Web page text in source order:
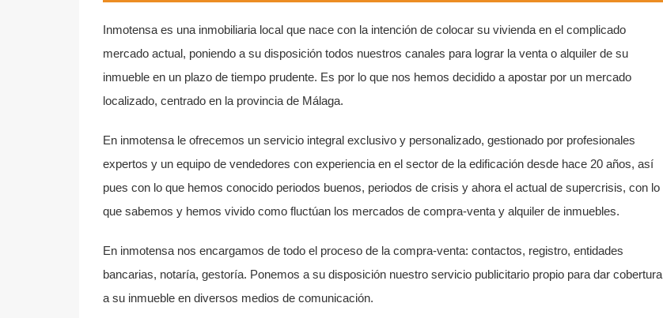
Inmotensa es una inmobiliaria local que nace con la intención de colocar su vivienda en el complicado
mercado actual, poniendo a su disposición todos nuestros canales para lograr la venta o alquiler de su
inmueble en un plazo de tiempo prudente. Es por lo que nos hemos decidido a apostar por un mercado
localizado, centrado en la provincia de Málaga.
En inmotensa le ofrecemos un servicio integral exclusivo y personalizado, gestionado por profesionales
expertos y un equipo de vendedores con experiencia en el sector de la edificación desde hace 20 años, así
pues con lo que hemos conocido periodos buenos, periodos de crisis y ahora el actual de supercrisis, con lo
que sabemos y hemos vivido como fluctúan los mercados de compra-venta y alquiler de inmuebles.
En inmotensa nos encargamos de todo el proceso de la compra-venta: contactos, registro, entidades
bancarias, notaría, gestoría. Ponemos a su disposición nuestro servicio publicitario propio para dar cobertura
a su inmueble en diversos medios de comunicación.